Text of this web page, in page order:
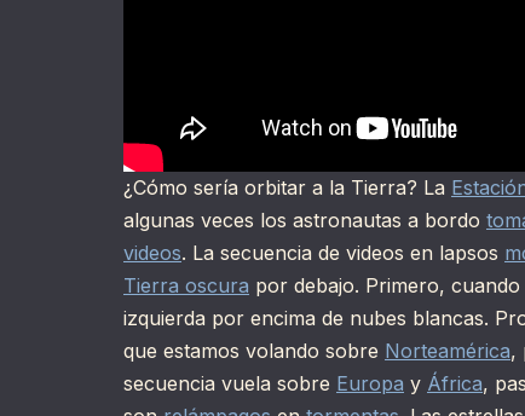
¿Cómo sería orbitar a la Tierra? La
algunas veces los astronautas a bordo
videos. La secuencia de videos en lapsos
Tierra oscura por debajo. Primero,
izquierda por encima de nubes blancas.
que estamos volando sobre Norteamérica,
secuencia vuela sobre Europa y África,